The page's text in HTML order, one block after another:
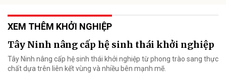
XEM THÊM KHỞI NGHIỆP
Tây Ninh nâng cấp hệ sinh thái khởi nghiệp
Tây Ninh nâng cấp hệ sinh thái khởi nghiệp từ phong trào sang thực
chất dựa trên liên kết vùng và nhiều bên mạnh mẽ.